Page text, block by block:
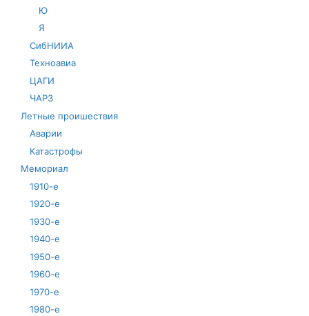
Ю
Я
СибНИИА
Техноавиа
ЦАГИ
ЧАРЗ
Летные проишествия
Аварии
Катастрофы
Мемориал
1910-е
1920-е
1930-е
1940-е
1950-е
1960-е
1970-е
1980-е